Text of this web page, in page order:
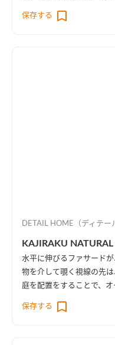
楽譜を整理する本棚を壁
保存する
DETAIL HOME（ディテー
KAJIRAKU
水平に伸びるファサード
物を介して覗く視線の先
庭を配置をすることで、
保存する